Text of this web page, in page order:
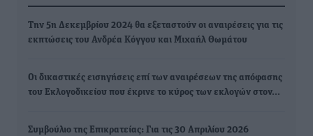
Την 5η Δεκεμβρίου 2024 θα εξεταστούν οι αναιρέσεις για τις
εκπτώσεις του Ανδρέα Κόγγου και Μιχαήλ Θωμάτου
Οι δικαστικές εισηγήσεις επί των αναιρέσεων της απόφασης
του Εκλογοδικείου που έκρινε το κύρος των εκλογών στον…
Συμβούλιο της Επικρατείας: Για τις 30 Απριλίου 2026